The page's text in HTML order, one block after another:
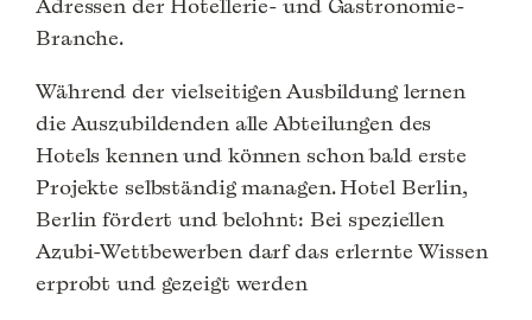
Branche.
Während der vielseitigen Ausbildung lernen
die Auszubildenden alle Abteilungen des
Hotels kennen und können schon bald erste
Projekte selbständig managen. Hotel Berlin,
Berlin fördert und belohnt: Bei speziellen
Azubi-Wettbewerben darf das erlernte Wissen
erprobt und gezeigt werden